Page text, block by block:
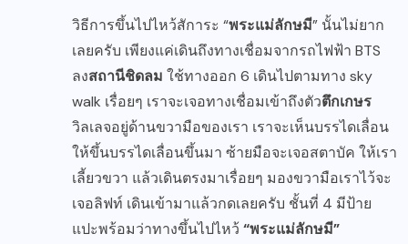
วิธีการขึ้นไปไหว้สัการะ “พระแม่ลักษมี” นั้นไม่ยาก
เลยครับ เพียงแค่เดินถึงทางเชื่อมจากรถไฟฟ้า BTS
ลงสถานีชิดลม ใช้ทางออก 6 เดินไปตามทาง sky
walk เรื่อยๆ เราจะเจอทางเชื่อมเข้าถึงตัวตึกเกษร
วิลเลจอยู่ด้านขวามือของเรา เราจะเห็นบรรไดเลื่อน
ให้ขึ้นบรรไดเลื่อนขึ้นมา ซ้ายมือจะเจอสตาบัค ให้เรา
เลี้ยวขวา แล้วเดินตรงมาเรื่อยๆ มองขวามือเราไว้จะ
เจอลิฟท์ เดินเข้ามาแล้วกดเลยครับ ชั้นที่ 4 มีป้าย
แปะพร้อมว่าทางขึ้นไปไหว้“พระแม่ลักษมี”